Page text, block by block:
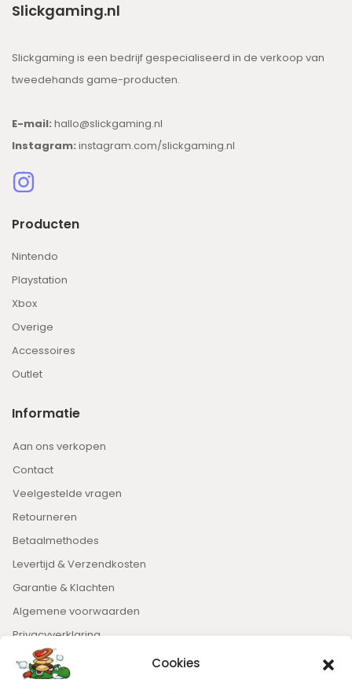
Cookies
Slickgaming.nl
Slickgaming is een bedrijf gespecialiseerd in de verkoop van
tweedehands game-producten.
E-mail: hallo@slickgaming.nl
Instagram: instagram.com/slickgaming.nl
Producten
Nintendo
Playstation
Xbox
Overige
Accessoires
Outlet
Informatie
Aan ons verkopen
Contact
Veelgestelde vragen
Retourneren
Betaalmethodes
Levertijd & Verzendkosten
Garantie & Klachten
Algemene voorwaarden
Privacyverklaring
Nieuwsbrief